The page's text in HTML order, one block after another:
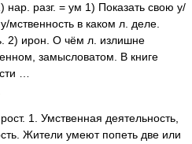
разг. = ум 1) Показать свою у/
мственность в каком л. деле.
2) ирон. О чём л. излишне
замысловатом. В книге
…
1. Умственная деятельность,
Жители умеют попеть две или